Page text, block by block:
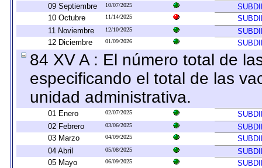
09 Septiembre
10/07/2025
10 Octubre
11/14/2025
11 Noviembre
12/10/2025
12 Diciembre
01/09/2026
84 XV A : El número total de
especificando el total de las
unidad administrativa.
01 Enero 02/07/2025
02 Febrero
03/06/2025
03 Marzo
04/09/2025
04 Abril
05/08/2025
05 Mayo
06/09/2025